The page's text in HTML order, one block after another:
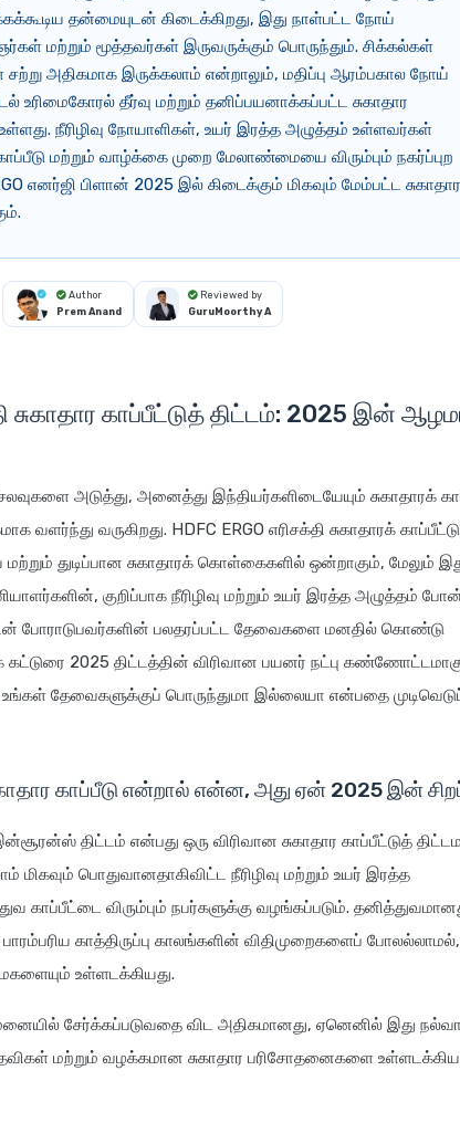
தன்மையுடன் கிடைக்கிறது, இது நாள்பட்ட நோய்
மற்றும் மூத்தவர்கள் இருவருக்கும் பொருந்தும். சிக்கல்கள்
சற்று அதிகமாக இருக்கலாம் என்றாலும், மதிப்பு ஆரம்பகால நோய்
உரிமைகோரல் தீர்வு மற்றும் தனிப்பயனாக்கப்பட்ட சுகாதார
நீரிழிவு நோயாளிகள், உயர் இரத்த அழுத்தம் உள்ளவர்கள்
மற்றும் வாழ்க்கை முறை மேலாண்மையை விரும்பும் நகர்ப்புற
எனர்ஜி பிளான் 2025 இல் கிடைக்கும் மிகவும் மேம்பட்ட சுகாதார
Author
Prem Anand
Reviewed by
GuruMoorthy A
சுகாதார காப்பீட்டுத் திட்டம்: 2025 இன்
அடுத்து, அனைத்து இந்தியர்களிடையேயும் சுகாதாரக்
வருகிறது. HDFC ERGO எரிசக்தி சுகாதாரக்
மற்றும் துடிப்பான சுகாதாரக் கொள்கைகளில் ஒன்றாகும், மேலும்
குறிப்பாக நீரிழிவு மற்றும் உயர் இரத்த அழுத்தம்
போராடுபவர்களின் பலதரப்பட்ட தேவைகளை மனதில் கொண்டு
2025 திட்டத்தின் விரிவான பயனர் நட்பு
தேவைகளுக்குப் பொருந்துமா இல்லையா என்பதை
காப்பீடு என்றால் என்ன, அது ஏன் 2025 இன்
திட்டம் என்பது ஒரு விரிவான சுகாதார காப்பீட்டுத்
பொதுவானதாகிவிட்ட நீரிழிவு மற்றும் உயர் இரத்த
காப்பீட்டை விரும்பும் நபர்களுக்கு வழங்கப்படும்.
காத்திருப்பு காலங்களின் விதிமுறைகளைப் போலல்லாமல்,
உள்ளடக்கியது.
சேர்க்கப்படுவதை விட அதிகமானது, ஏனெனில் இது
மற்றும் வழக்கமான சுகாதார பரிசோதனைகளை